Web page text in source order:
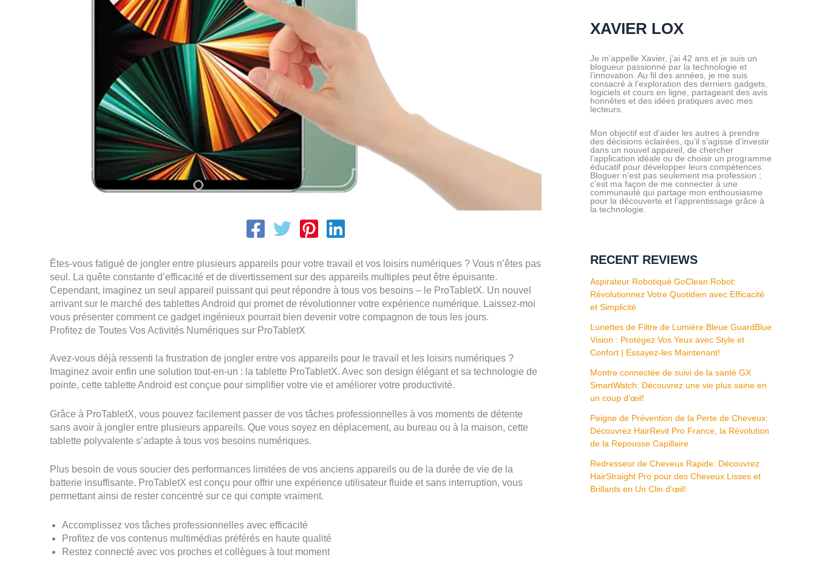
Êtes-vous fatigué de jongler entre plusieurs appareils pour votre travail et vos loisirs numériques ? Vous n’êtes pas
seul. La quête constante d’efficacité et de divertissement sur des appareils multiples peut être épuisante.
Cependant, imaginez un seul appareil puissant qui peut répondre à tous vos besoins – le ProTabletX. Un nouvel
arrivant sur le marché des tablettes Android qui promet de révolutionner votre expérience numérique. Laissez-moi
vous présenter comment ce gadget ingénieux pourrait bien devenir votre compagnon de tous les jours.
Profitez de Toutes Vos Activités Numériques sur ProTabletX
Avez-vous déjà ressenti la frustration de jongler entre vos appareils pour le travail et les loisirs numériques ?
Imaginez avoir enfin une solution tout-en-un : la tablette ProTabletX. Avec son design élégant et sa technologie de
pointe, cette tablette Android est conçue pour simplifier votre vie et améliorer votre productivité.
Grâce à ProTabletX, vous pouvez facilement passer de vos tâches professionnelles à vos moments de détente
sans avoir à jongler entre plusieurs appareils. Que vous soyez en déplacement, au bureau ou à la maison, cette
tablette polyvalente s’adapte à tous vos besoins numériques.
Plus besoin de vous soucier des performances limitées de vos anciens appareils ou de la durée de vie de la
batterie insuffisante. ProTabletX est conçu pour offrir une expérience utilisateur fluide et sans interruption, vous
permettant ainsi de rester concentré sur ce qui compte vraiment.
Accomplissez vos tâches professionnelles avec efficacité
Profitez de vos contenus multimédias préférés en haute qualité
Restez connecté avec vos proches et collègues à tout moment
XAVIER LOX
Je m’appelle Xavier, j’ai 42 ans et je suis un
blogueur passionné par la technologie et
l’innovation. Au fil des années, je me suis
consacré à l’exploration des derniers gadgets,
logiciels et cours en ligne, partageant des avis
honnêtes et des idées pratiques avec mes
lecteurs.
Mon objectif est d’aider les autres à prendre
des décisions éclairées, qu’il s’agisse d’investir
dans un nouvel appareil, de chercher
l’application idéale ou de choisir un programme
éducatif pour développer leurs compétences.
Bloguer n’est pas seulement ma profession ;
c’est ma façon de me connecter à une
communauté qui partage mon enthousiasme
pour la découverte et l’apprentissage grâce à
la technologie.
RECENT REVIEWS
Aspirateur Robotiqué GoClean Robot:
Révolutionnez Votre Quotidien avec Efficacité
et Simplicité
Lunettes de Filtre de Lumière Bleue GuardBlue
Vision : Protégez Vos Yeux avec Style et
Confort | Essayez-les Maintenant!
Montre connectée de suivi de la santé GX
SmartWatch: Découvrez une vie plus saine en
un coup d’œil!
Peigne de Prévention de la Perte de Cheveux:
Découvrez HairRevit Pro France, la Révolution
de la Repousse Capillaire
Redresseur de Cheveux Rapide: Découvrez
HairStraight Pro pour des Cheveux Lisses et
Brillants en Un Clin d’œil!